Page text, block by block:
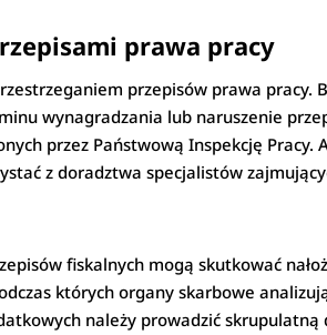
prawa pracy
przepisów prawa pracy.
wynagradzania lub naruszenie
przez Państwową Inspekcję
z doradztwa specjalistów
fiskalnych mogą skutkować
których organy skarbowe
należy prowadzić